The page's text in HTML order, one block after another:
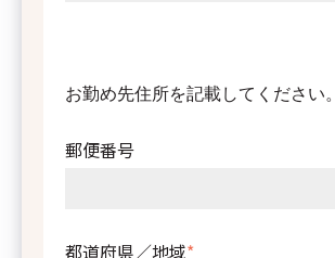
てください。
お勤め先住所を記載してください。
郵便番号
都道府県／地域*